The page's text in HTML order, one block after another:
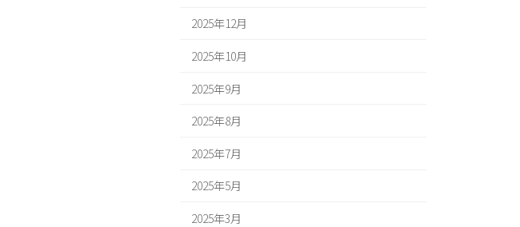
2025年12月
2025年10月
2025年9月
2025年8月
2025年7月
2025年5月
2025年3月